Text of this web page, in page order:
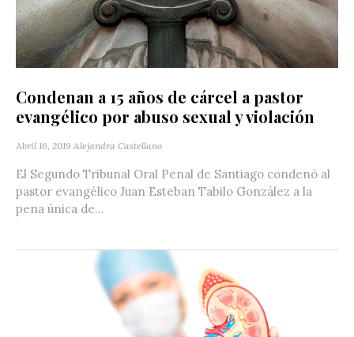
Condenan a 15 años de cárcel a pastor
evangélico por abuso sexual y violación
Abril 16, 2019 Alejandra Castellano
El Segundo Tribunal Oral Penal de Santiago condenó al
pastor evangélico Juan Esteban Tabilo González a la
pena única de...